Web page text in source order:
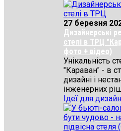
27 березня
Дизайнерські
стелі в ТРЦ
фото + відео)
Унікальність
"Караван" - в
дизайні і
інженерних
Ідеї для